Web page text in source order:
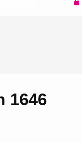
1646